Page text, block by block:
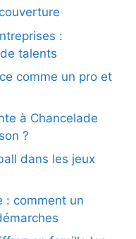
:
talents
comme un pro et
à Chancelade
?
dans les jeux
: comment un